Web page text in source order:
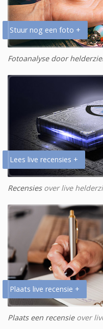
Stuur nog een foto +
Fotoanalyse door
Lees live recensies +
Recensiesover live
Plaats live recensie +
Plaats een recensieover